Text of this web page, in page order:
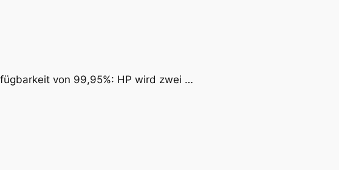
von 99,95%: HP wird zwei …